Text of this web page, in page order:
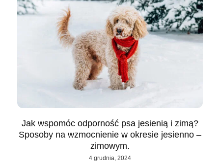
Jak wspomóc odporność psa jesienią i zimą?
Sposoby na wzmocnienie w okresie jesienno –
zimowym.
4 grudnia, 2024